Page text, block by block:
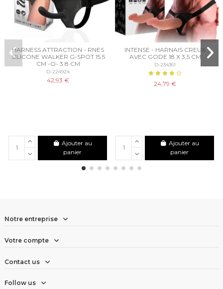
HARNESS ATTRACTION - RNES
SILICONE WALKER G-SPOT 15.5
CM -O- 3.8 CM
D-224924
42,93 €
Ajouter au
panier
INTENSE - HARNAIS CREUX
AVEC GODE 18 X 3,5 CM
D-234361
24,79 €
Ajouter au
panier
Notre entreprise
Votre compte
Contact us
Follow us